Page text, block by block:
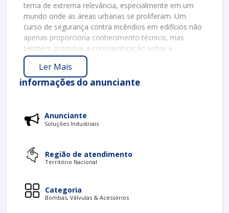
tema de extrema relevância, especialmente em um
mundo onde as áreas urbanas se proliferam. Um
curso de segurança contra incêndios em edifícios não
apenas proporciona conhecimento técnico, mas
também promove a conscientização sobre a
importância da prevenção. Neste texto, exploraremos
os principais aspectos desse curso, incluindo seus
benefícios, conteúdos abordados e a importância da
capacitação de profissionais.
Participar de um curso de segurança contra incêndios
destacar:
Conhecimento Técnico
prevenção e combate a incêndios.
Capacitação Profissional
Ler Mais
informações do anunciante
Anunciante
Soluções Industriais
Região de atendimento
Território Nacional
Categoria
Bombas, Válvulas & Acessórios